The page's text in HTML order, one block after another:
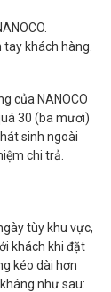
tay khách hàng
của NANOCO
30 (ba mươi)
sinh ngoài
chi trả.
tùy khu vực,
khách khi đặt
kéo dài hơn
như sau: